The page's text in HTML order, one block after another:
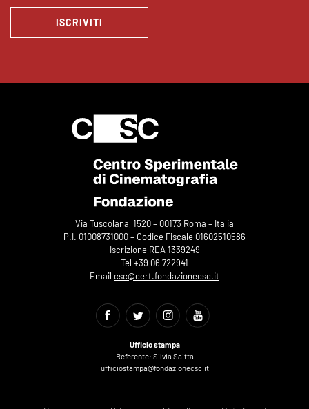
ISCRIVITI
Via Tuscolana, 1520 – 00173 Roma – Italia
P.I. 01008731000 – Codice Fiscale 01602510586
Iscrizione REA 1339249
Tel +39 06 722941
Email csc@cert.fondazionecsc.it
Ufficio stampa
Referente: Silvia Saitta
ufficiostampa@fondazionecsc.it